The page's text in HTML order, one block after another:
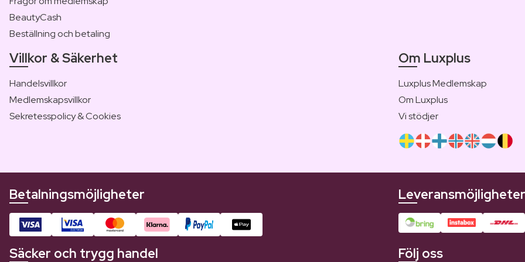
BeautyCash
Beställning och betaling
Villkor & Säkerhet
Handelsvillkor
Medlemskapsvillkor
Sekretesspolicy & Cookies
Om Luxplus
Luxplus Medlemskap
Om Luxplus
Vi stödjer
Betalningsmöjligheter Leveransmöjligheter
Säcker och trygg handel Följ oss